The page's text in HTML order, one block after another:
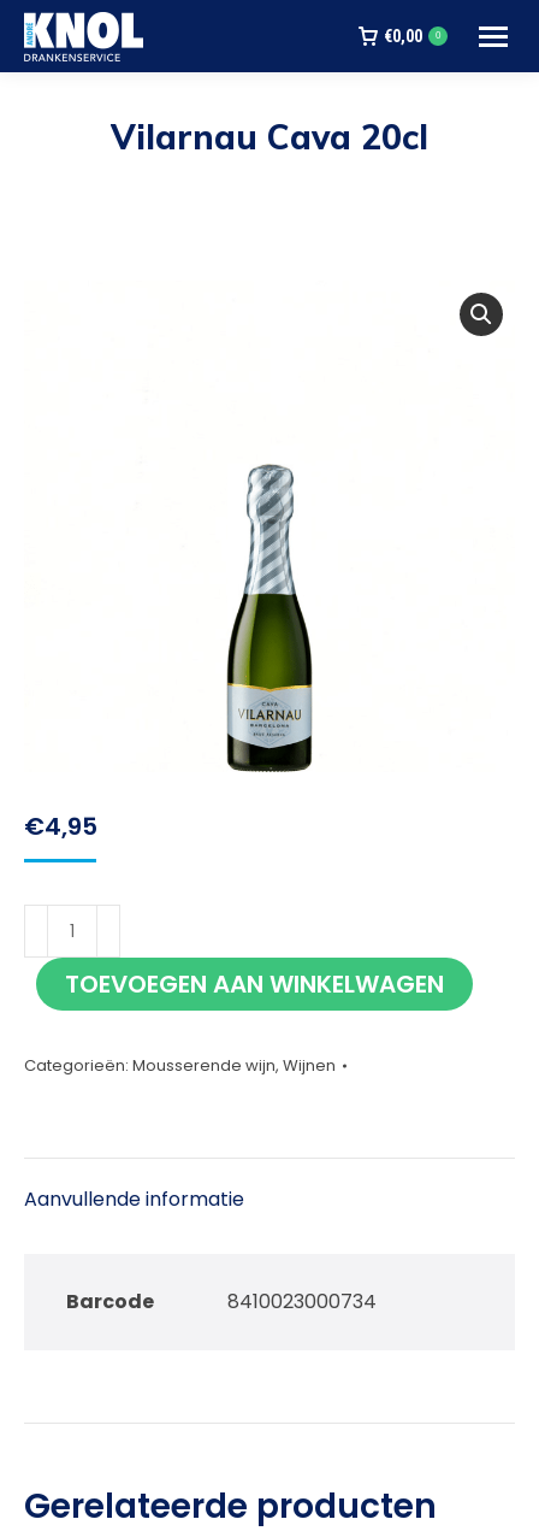
€0,00 0
Vilarnau Cava 20cl
€4,95
Vilarnau
Cava
20cl
TOEVOEGEN AAN WINKELWAGEN
Categorieën: Mousserende wijn, Wijnen
Aanvullende informatie
Barcode 8410023000734
Gerelateerde producten